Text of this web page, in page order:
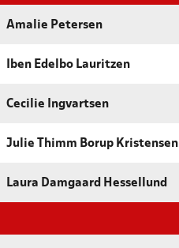
Amalie Petersen
Iben Edelbo Lauritzen
Cecilie Ingvartsen
Julie Thimm Borup Kristensen
Laura Damgaard Hessellund